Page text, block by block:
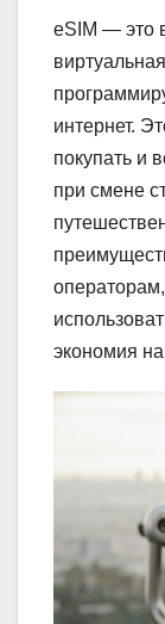
eSIM — это
интернет.
покупать и
при смене
экономия